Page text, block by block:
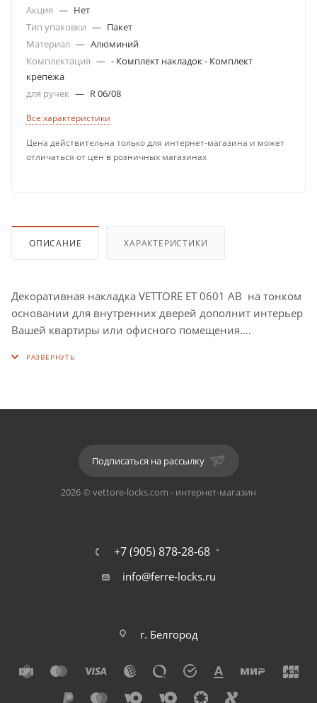
Акция — Нет
Тип упаковки — Пакет
Материал — Алюминий
Комплектация — - Комплект накладок - Комплект
крепежа
для ручек — R 06/08
Все характеристики
Цена действительна только для интернет-магазина и может
отличаться от цен в розничных магазинах
ОПИСАНИЕ ХАРАКТЕРИСТИКИ
Декоративная накладка VЕTTORE ET 0601 AB на тонком
основании для внутренних дверей дополнит интерьер
Вашей квартиры или офисного помещения.
Идет комплектом к ручкам на тонком основании серии
найти врезные замки с ручками, дверные петли,
Подписаться на рассылку
2026 © vettore-locks.com - интернет-магазин
+7 (905) 878-28-68
info@ferre-locks.ru
г. Белгород